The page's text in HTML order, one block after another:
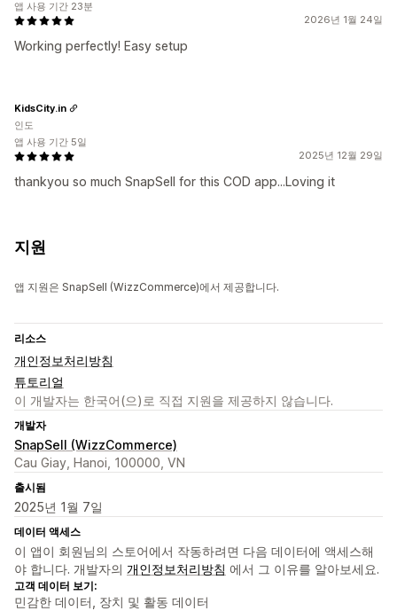
2026년 1월 24일
Working perfectly! Easy setup
앱 사용 기간 23분
2025년 12월 29일
thankyou so much SnapSell for this COD app...Loving it
KidsCity.in
인도
앱 사용 기간 5일
지원
앱 지원은 SnapSell (WizzCommerce)에서 제공합니다.
리소스
개인정보처리방침
튜토리얼
이 개발자는 한국어(으)로 직접 지원을 제공하지 않습니다.
개발자
SnapSell (WizzCommerce)
Cau Giay, Hanoi, 100000, VN
출시됨
2025년 1월 7일
데이터 액세스
이 앱이 회원님의 스토어에서 작동하려면 다음 데이터에 액세스해
야 합니다. 개발자의 개인정보처리방침 에서 그 이유를 알아보세요.
고객 데이터 보기:
민감한 데이터, 장치 및 활동 데이터